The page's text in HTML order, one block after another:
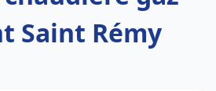
Saint Rémy